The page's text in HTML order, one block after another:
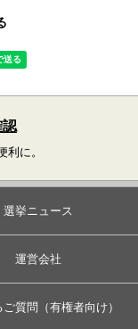
認
に。
選挙ニュース
運営会社
ご質問（有権者向け）